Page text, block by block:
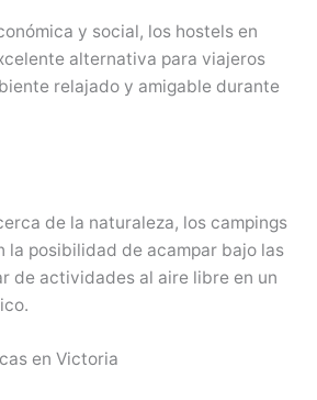
y social, los hostels en
alternativa para viajeros
relajado y amigable durante
de la naturaleza, los campings
la posibilidad de acampar bajo las
de actividades al aire libre en un
en Victoria